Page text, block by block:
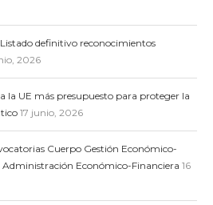
definitivo reconocimientos
2026
la UE más presupuesto para proteger la
17 junio, 2026
Cuerpo Gestión Económico-
Administración Económico-Financiera 16